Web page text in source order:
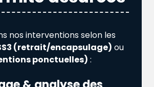
nos interventions selon les
(retrait/encapsulage) ou
ponctuelles) :